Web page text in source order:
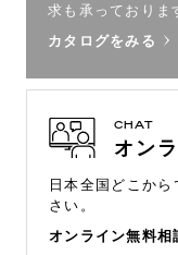
求も承っておりま
カタログをみる
CHAT
オン
日本全国どこか
さい。
オンライン無料相